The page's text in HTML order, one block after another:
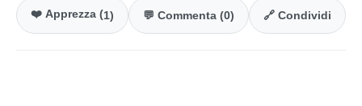
❤️ Apprezza (1) 💬 Commenta (0) 🔗 Condividi